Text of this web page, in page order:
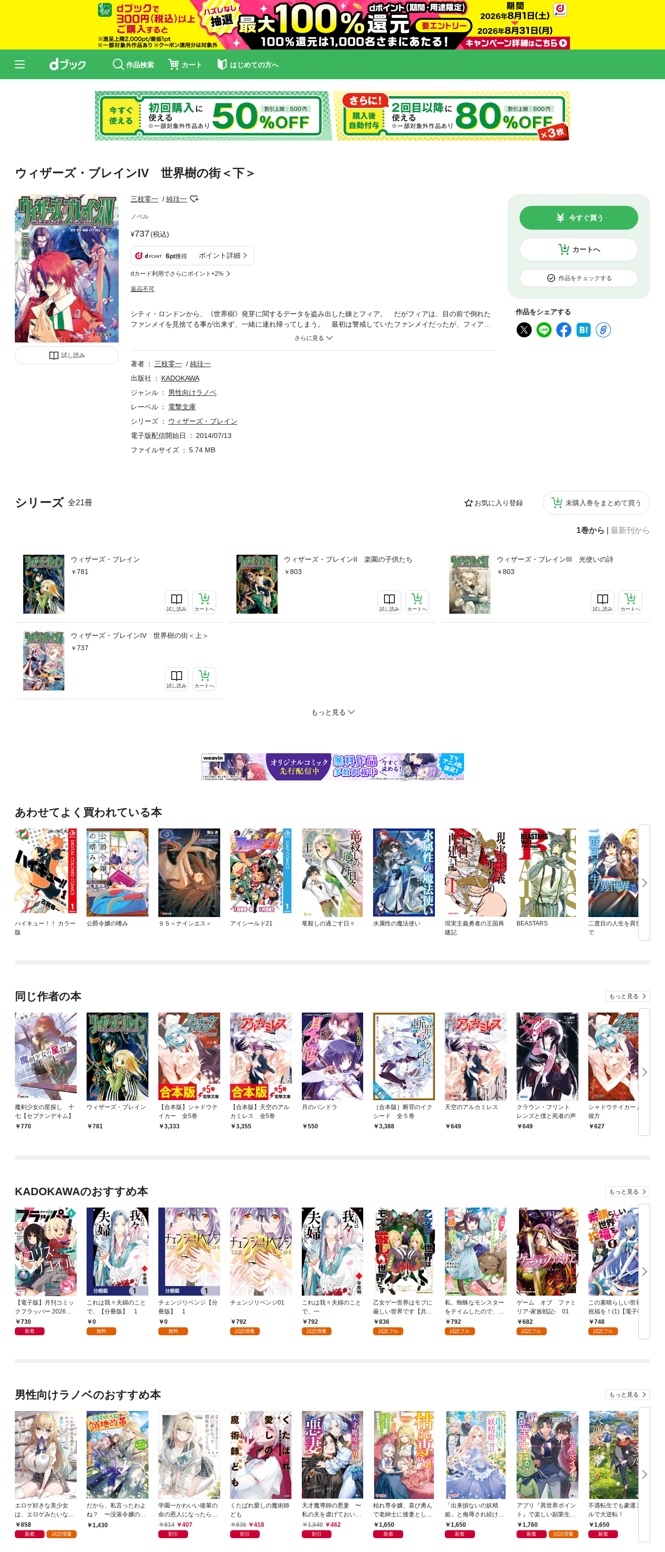
作品検索 カート はじめての方へ
ウィザーズ・ブレインIV 世界樹の街＜下＞
試し読み
三枝零一 純珪一
ノベル
737(税込)
6pt獲得 ポイント詳細
dカード利用でさらにポイント+2%
返品不可
カートへ
今すぐ買う
作品をチェックする
作品をシェアする
シリーズ 全21冊 お気に入り登録 未購入巻をまとめて買う
1巻から 最新刊から
ウィザーズ・ブレイン
781
試し読み カートへ
ウィザーズ・ブレインII 楽園の子供たち
803
試し読み カートへ
ウィザーズ・ブレインIII 光使いの詩
803
試し読み カートへ
ウィザーズ・ブレインIV 世界樹の街＜上＞
737
試し読み カートへ
もっと見る
シティ・ロンドンから、《世界樹》発芽に関するデータを盗み出した錬とフィア。 だがフィアは、目の前で倒れた
ファンメイを見捨てる事が出来ず、一緒に連れ帰ってしまう。 最初は警戒していたファンメイだったが、フィアや
錬、そしてエドと触れあううち、彼らの「青空を取り戻すために《世界樹》を発芽させる」という計画に共感し、協
著者
三枝零一
純珪一
出版社
KADOKAWA
ジャンル
男性向けラノベ
レーベル
電撃文庫
シリーズ
ウィザーズ・ブレイン
電子版配信開始日
2014/07/13
ファイルサイズ
5.74 MB
あわせてよく買われている本
ハイキュー！！ カラー
版
公爵令嬢の嗜み ９Ｓ＜ナインエス＞ アイシールド21 竜殺しの過ごす日々 水属性の魔法使い
現実主義勇者の王国再
建記
BEASTARS
二度目の人生を異世界
で
同じ作者の本 もっと見る
魔剣少女の星探し 十
七【セプテンデキム】
770
ウィザーズ・ブレイン
781
【合本版】シャドウテ
イカー 全5巻
3,333
【合本版】天空のアル
カミレス 全5巻
3,355
月のパンドラ
550
［合本版］断罪のイク
シード 全５巻
3,388
天空のアルカミレス
649
クラウン・フリント
レンズと僕と死者の声
649
シャドウテイカー 黒の
彼方
627
KADOKAWAのおすすめ本 もっと見る
【電子版】月刊コミッ
クフラッパー 2026年9
月号730
新着
これは我々夫婦のこと
で、【分冊版】 1
0
無料
チェンジリベンジ【分
冊版】 1
0
無料
チェンジリベンジ01
792
試読増量
これは我々夫婦のこと
で、一
792
試読増量
乙女ゲー世界はモブに
厳しい世界です【共和
国編】 ０１
836
試読フル
私、蜘蛛なモンスター
をテイムしたので、ス
パイダーシルクで裁縫
を頑張ります！ 1
792
試読フル
ゲーム オブ ファミ
リア-家族戦記- 01
682
試読フル
この素晴らしい世界に
祝福を！(1)【電子特別
版】748
試読フル
男性向けラノベのおすすめ本 もっと見る
エロゲ好きな美少女
は、エロゲみたいなこ
と全部シてほしい【電
子ＳＳ特典付き】
858
新着 試読増量
だから、私言ったわよ
ね？ 〜没落令嬢の案
外楽しい領地改革〜
1,430
学園一かわいい後輩の
命の恩人になったら、
通い妻になって関係を
迫ってくる。
814 407
割引
くたばれ愛しの魔術師
ども
836
418
割引
天才魔導師の悪妻 〜
私の夫を虐げておいて
戻ってこいとは呆れま
してよ？〜
1,540 462
割引
枯れ専令嬢、喜び勇ん
で老紳士に後妻として
嫁いだら、待っていた
のは二十歳の青年でし
1,650
新着
「出来損ないの妖精
姫」と侮辱され続けた
私1,650
新着
アプリ『異世界ポイン
ト』で楽しい副業生
活 〜貯めたポイント
は現実でお金や様々な
1,760
新着 試読増量
不遇転生でも豪運スキ
ルで大逆転！
1,650
新着